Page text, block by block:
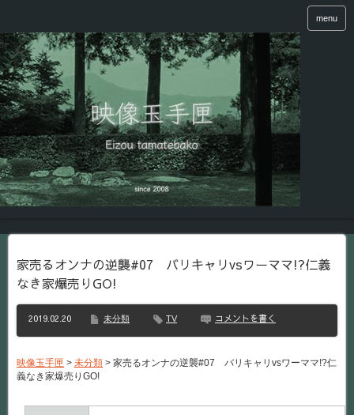
menu
家売るオンナの逆襲#07 バリキャリvsワーママ!?仁義
なき家爆売りGO!
2019.02.20 未分類 TV コメントを書く
映像玉手匣 > 未分類 > 家売るオンナの逆襲#07 バリキャリvsワーママ!?仁
義なき家爆売りGO!